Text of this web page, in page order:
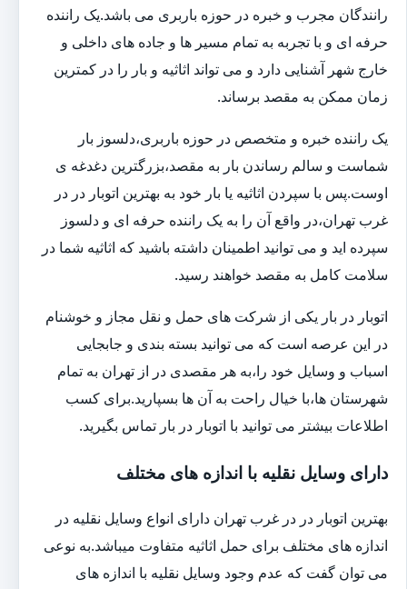
رانندگان مجرب و خبره در حوزه باربری می باشد.یک راننده
حرفه ای و با تجربه به تمام مسیر ها و جاده های داخلی و
خارج شهر آشنایی دارد و می تواند اثاثیه و بار را در کمترین
زمان ممکن به مقصد برساند.
یک راننده خبره و متخصص در حوزه باربری،دلسوز بار
شماست و سالم رساندن بار به مقصد،بزرگترین دغدغه ی
اوست.پس با سپردن اثاثیه یا بار خود به بهترین اتوبار در در
غرب تهران،در واقع آن را به یک راننده حرفه ای و دلسوز
سپرده اید و می توانید اطمینان داشته باشید که اثاثیه شما در
سلامت کامل به مقصد خواهند رسید.
اتوبار در بار یکی از شرکت های حمل و نقل مجاز و خوشنام
در این عرصه است که می توانید بسته بندی و جابجایی
اسباب و وسایل خود را،به هر مقصدی در از تهران به تمام
شهرستان ها،با خیال راحت به آن ها بسپارید.برای کسب
اطلاعات بیشتر می توانید با اتوبار در بار تماس بگیرید.
دارای وسایل نقلیه با اندازه های مختلف
بهترین اتوبار در در غرب تهران دارای انواع وسایل نقلیه در
اندازه های مختلف برای حمل اثاثیه متفاوت می‎باشد.به نوعی
می توان گفت که عدم وجود وسایل نقلیه با اندازه های